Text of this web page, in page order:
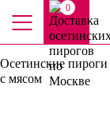
0
Осетинские пироги
с мясом